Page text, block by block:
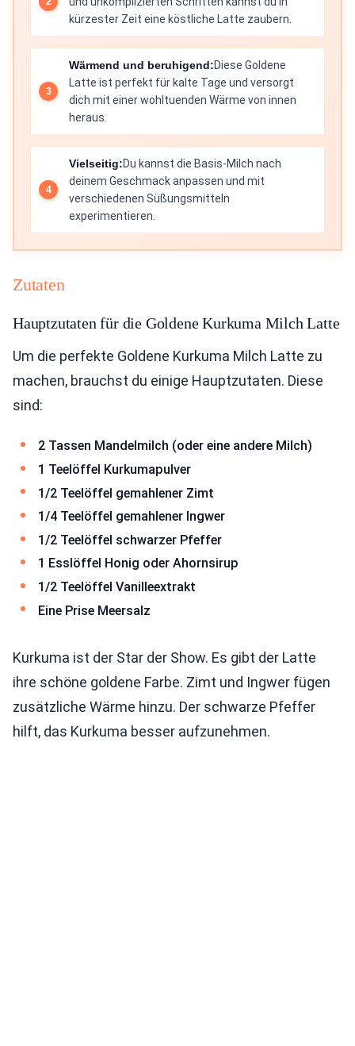
kürzester Zeit eine köstliche Latte zaubern.
Wärmend und beruhigend:Diese Goldene
Latte ist perfekt für kalte Tage und versorgt
dich mit einer wohltuenden Wärme von innen
heraus.
Vielseitig:Du kannst die Basis-Milch nach
deinem Geschmack anpassen und mit
verschiedenen Süßungsmitteln
experimentieren.
Zutaten
Hauptzutaten für die Goldene Kurkuma Milch Latte
Um die perfekte Goldene Kurkuma Milch Latte zu
machen, brauchst du einige Hauptzutaten. Diese
sind:
2 Tassen Mandelmilch (oder eine andere Milch)
1 Teelöffel Kurkumapulver
1/2 Teelöffel gemahlener Zimt
1/4 Teelöffel gemahlener Ingwer
1/2 Teelöffel schwarzer Pfeffer
1 Esslöffel Honig oder Ahornsirup
1/2 Teelöffel Vanilleextrakt
Eine Prise Meersalz
Kurkuma ist der Star der Show. Es gibt der Latte
ihre schöne goldene Farbe. Zimt und Ingwer fügen
zusätzliche Wärme hinzu. Der schwarze Pfeffer
hilft, das Kurkuma besser aufzunehmen.